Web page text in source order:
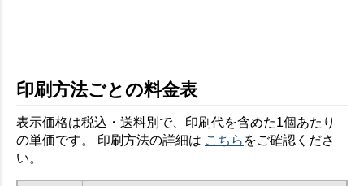
印刷方法ごとの料金表
表示価格は税込・送料別で、印刷代を含めた1個あたり
の単価です。 印刷方法の詳細は こちら をご確認くださ
い。